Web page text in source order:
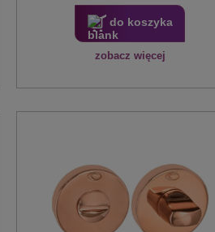
do koszyka
zobacz więcej